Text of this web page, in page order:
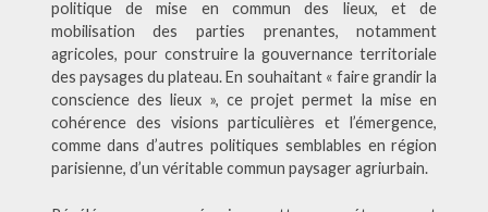
politique de mise en commun des lieux, et de
mobilisation des parties prenantes, notamment
agricoles, pour construire la gouvernance territoriale
des paysages du plateau. En souhaitant « faire grandir la
conscience des lieux », ce projet permet la mise en
cohérence des visions particulières et l’émergence,
comme dans d’autres politiques semblables en région
parisienne, d’un véritable commun paysager agriurbain.